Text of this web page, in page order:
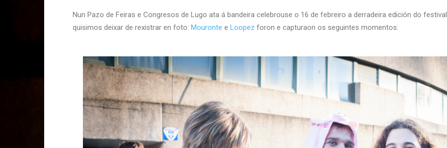
Nun Pazo de Feiras e Congresos de Lugo ata á bandeira celebrouse o 16 de febreiro a derradeira edición do festival
quisimos deixar de rexistrar en foto: Mouronte e Loopez foron e capturaon os seguintes momentos: